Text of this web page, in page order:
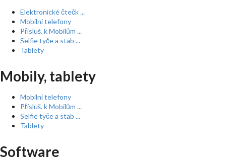
Elektronické čtečk ...
Mobilní telefony
Přísluš. k Mobilům ...
Selfie tyče a stab ...
Tablety
Mobily, tablety
Mobilní telefony
Přísluš. k Mobilům ...
Selfie tyče a stab ...
Tablety
Software